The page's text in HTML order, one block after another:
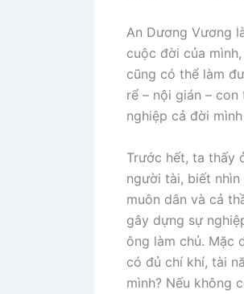
An Dương Vương
cuộc đời của
cũng có thể làm
rể – nội gián –
nghiệp cả đời
Trước hết, ta thấy
người tài, biết
muôn dân và cả
gây dựng sự
ông làm chủ. Mặc
có đủ chí khí, tài
mình? Nếu không